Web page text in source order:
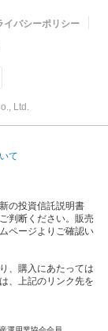
イバシーポリシー
Ltd.
て
の投資信託説明書
判断ください。販売
ページよりご確認い
、購入にあたっては
、上記のリンク先を